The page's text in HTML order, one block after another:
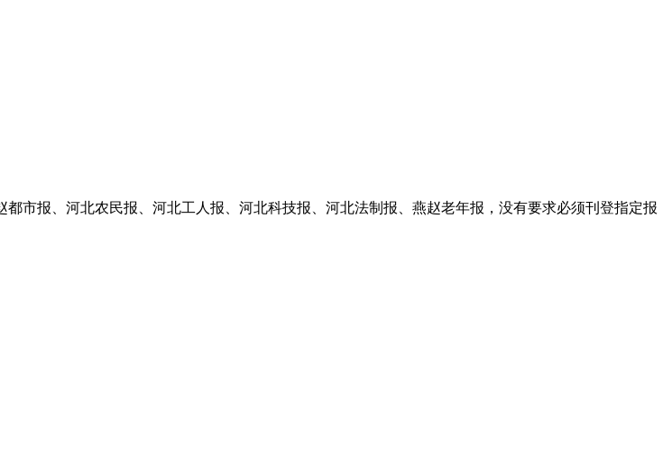
市报、河北农民报、河北工人报、河北科技报、河北法制报、燕赵老年报，没有要求必须刊登指定报